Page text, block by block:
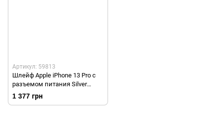
Артикул: 59813
Шлейф Apple iPhone 13 Pro с
разъемом питания Silver
(Серый) Original
1 377 грн